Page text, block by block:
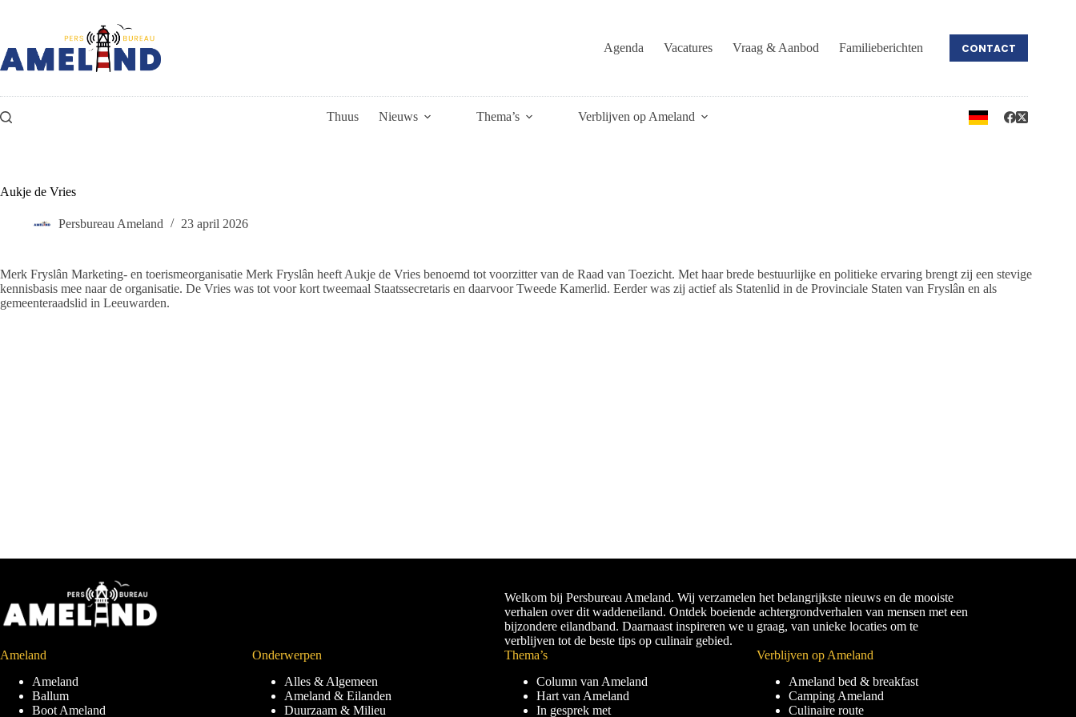
inhoud
Agenda Vacatures Vraag & Aanbod Familieberichten CONTACT
Thuus Nieuws Thema’s Verblijven op Ameland
Aukje de Vries
Persbureau Ameland 23 april 2026
Merk Fryslân Marketing- en toerismeorganisatie Merk Fryslân heeft Aukje de Vries benoemd tot voorzitter van de Raad van Toezicht. Met haar brede bestuurlijke en politieke ervaring brengt zij een stevige
kennisbasis mee naar de organisatie. De Vries was tot voor kort tweemaal Staatssecretaris en daarvoor Tweede Kamerlid. Eerder was zij actief als Statenlid in de Provinciale Staten van Fryslân en als
gemeenteraadslid in Leeuwarden.
Welkom bij Persbureau Ameland. Wij verzamelen het belangrijkste nieuws en de mooiste
verhalen over dit waddeneiland. Ontdek boeiende achtergrondverhalen van mensen met een
bijzondere eilandband. Daarnaast inspireren we u graag, van unieke locaties om te
verblijven tot de beste tips op culinair gebied.
Ameland
Ameland
Ballum
Boot Ameland
Onderwerpen
Alles & Algemeen
Ameland & Eilanden
Duurzaam & Milieu
Thema’s
Column van Ameland
Hart van Ameland
In gesprek met
Verblijven op Ameland
Ameland bed & breakfast
Camping Ameland
Culinaire route